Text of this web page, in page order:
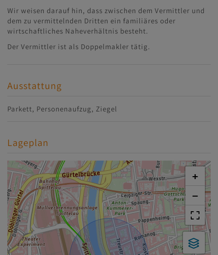
Wir weisen darauf hin, dass zwischen dem Vermittler und
dem zu vermittelnden Dritten ein familiäres oder
wirtschaftliches Naheverhältnis besteht.
Der Vermittler ist als Doppelmakler tätig.
Ausstattung
Parkett Personenaufzug Ziegel
Lageplan
+
−